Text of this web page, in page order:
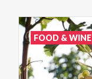
FOOD & WINE